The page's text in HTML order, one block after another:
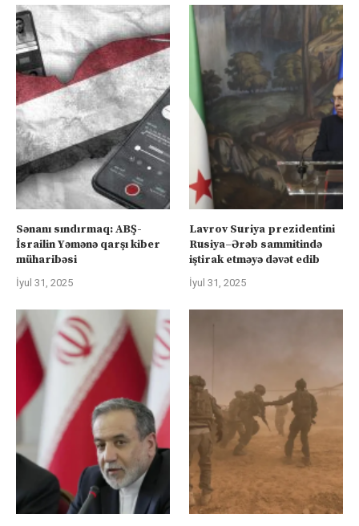
Sənanı sındırmaq: ABŞ-
İsrailin Yəmənə qarşı kiber
müharibəsi
İyul 31, 2025
Lavrov Suriya prezidentini
Rusiya–Ərəb sammitində
iştirak etməyə dəvət edib
İyul 31, 2025